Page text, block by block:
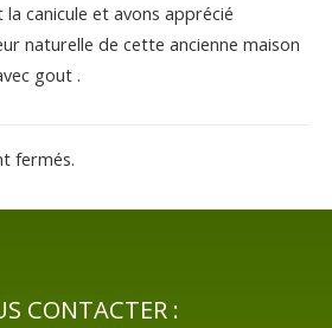
canicule et avons apprécié
naturelle de cette ancienne maison
gout .
fermés.
CONTACTER :